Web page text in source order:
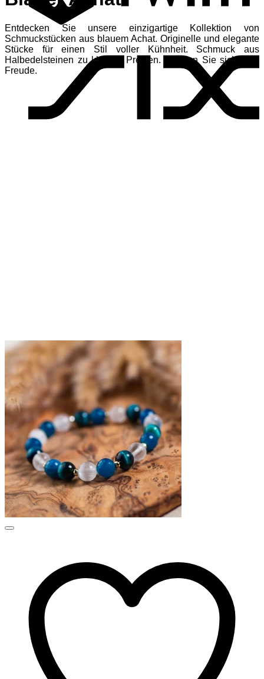
Entdecken Sie unsere einzigartige Kollektion von
Schmuckstücken aus blauem Achat. Originelle und elegante
Stücke für einen Stil voller Kühnheit. Schmuck aus
Halbedelsteinen zu kleinen Preisen. Machen Sie sich eine
Freude.